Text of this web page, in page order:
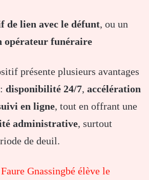
de lien avec le défunt, ou un
opérateur funéraire
présente plusieurs avantages
disponibilité 24/7, accélération
en ligne, tout en offrant une
administrative, surtout
de deuil.
Gnassingbé élève le